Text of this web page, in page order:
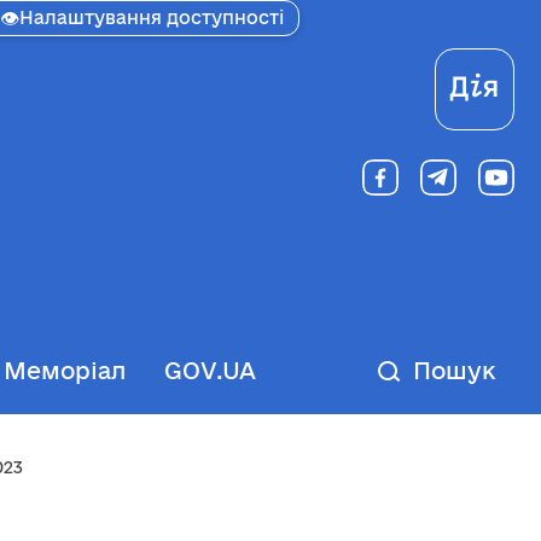
👁Налаштування доступності
Меморіал GOV.UA Пошук